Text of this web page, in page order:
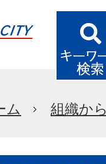
ム 組織か